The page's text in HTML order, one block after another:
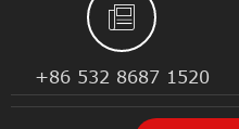

+86 532 8687 1520